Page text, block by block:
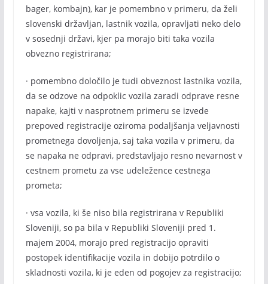
bager, kombajn), kar je pomembno v primeru, da želi
slovenski državljan, lastnik vozila, opravljati neko delo
v sosednji državi, kjer pa morajo biti taka vozila
obvezno registrirana;
· pomembno določilo je tudi obveznost lastnika vozila,
da se odzove na odpoklic vozila zaradi odprave resne
napake, kajti v nasprotnem primeru se izvede
prepoved registracije oziroma podaljšanja veljavnosti
prometnega dovoljenja, saj taka vozila v primeru, da
se napaka ne odpravi, predstavljajo resno nevarnost v
cestnem prometu za vse udeležence cestnega
prometa;
· vsa vozila, ki še niso bila registrirana v Republiki
Sloveniji, so pa bila v Republiki Sloveniji pred 1.
majem 2004, morajo pred registracijo opraviti
postopek identifikacije vozila in dobijo potrdilo o
skladnosti vozila, ki je eden od pogojev za registracijo;